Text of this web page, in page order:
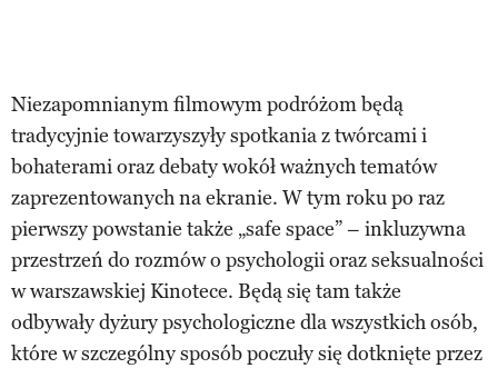
Niezapomnianym filmowym podróżom będą
tradycyjnie towarzyszyły spotkania z twórcami i
bohaterami oraz debaty wokół ważnych tematów
zaprezentowanych na ekranie. W tym roku po raz
pierwszy powstanie także „safe space” – inkluzywna
przestrzeń do rozmów o psychologii oraz seksualności
w warszawskiej Kinotece. Będą się tam także
odbywały dyżury psychologiczne dla wszystkich osób,
które w szczególny sposób poczuły się dotknięte przez